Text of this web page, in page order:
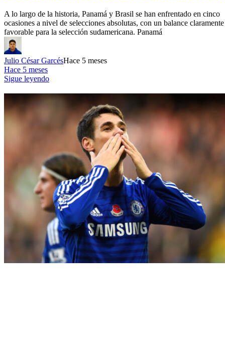
A lo largo de la historia, Panamá y Brasil se han enfrentado en cinco
ocasiones a nivel de selecciones absolutas, con un balance claramente
favorable para la selección sudamericana. Panamá
Julio César GarcésHace 5 meses
Hace 5 meses
Sigue leyendo